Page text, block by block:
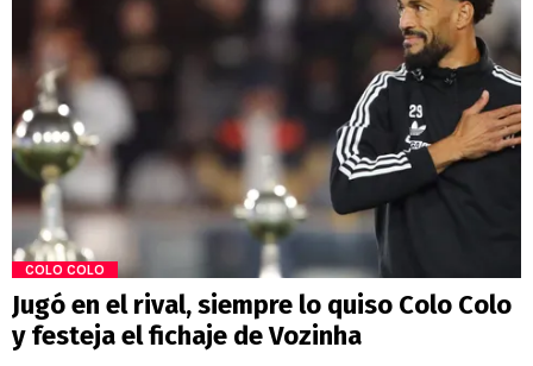
COLO COLO
Jugó en el rival, siempre lo quiso Colo Colo
y festeja el fichaje de Vozinha